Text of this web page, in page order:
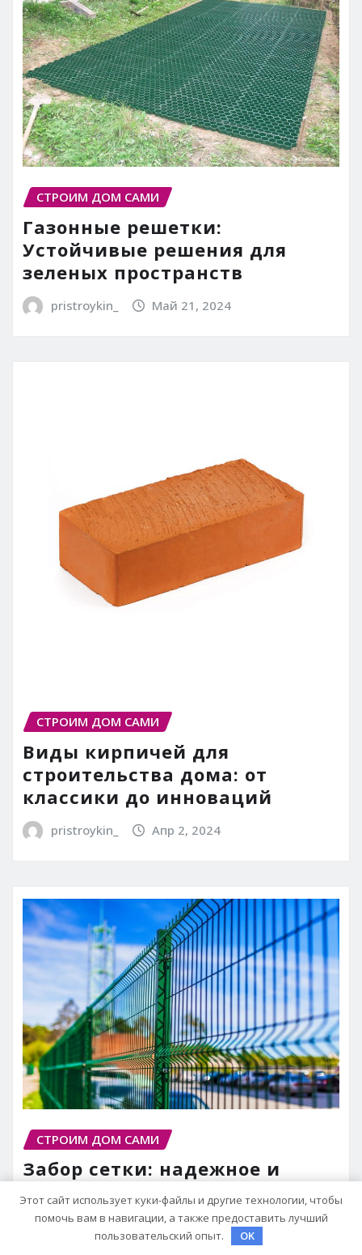
СТРОИМ ДОМ САМИ
Газонные решетки:
Устойчивые решения для
зеленых пространств
pristroykin_ Май 21, 2024
СТРОИМ ДОМ САМИ
Виды кирпичей для
строительства дома: от
классики до инноваций
pristroykin_ Апр 2, 2024
СТРОИМ ДОМ САМИ
Забор сетки: надежное и
практичное решение для
ограждения
Этот сайт использует куки-файлы и другие технологии, чтобы
помочь вам в навигации, а также предоставить лучший
пользовательский опыт.
OK